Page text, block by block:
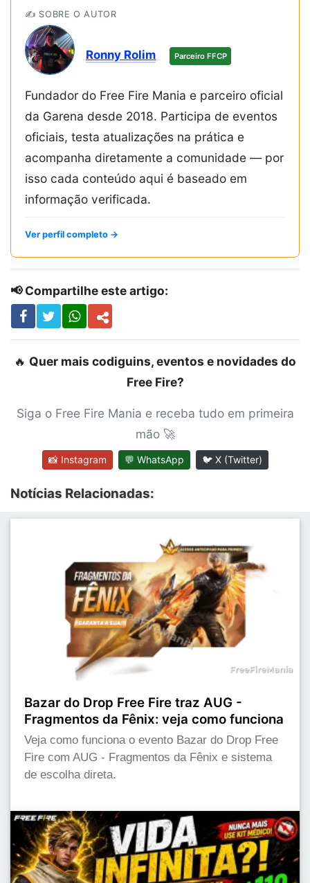
✍️ SOBRE O AUTOR
Ronny Rolim Parceiro FFCP
Fundador do Free Fire Mania e parceiro oficial
da Garena desde 2018. Participa de eventos
oficiais, testa atualizações na prática e
acompanha diretamente a comunidade — por
isso cada conteúdo aqui é baseado em
informação verificada.
Ver perfil completo →
📢 Compartilhe este artigo:
🔥 Quer mais codiguins, eventos e novidades do
Free Fire?
Siga o Free Fire Mania e receba tudo em primeira
mão 🚀
📸 Instagram 💬 WhatsApp 🐦 X (Twitter)
Notícias Relacionadas:
Bazar do Drop Free Fire traz AUG -
Fragmentos da Fênix: veja como funciona
Veja como funciona o evento Bazar do Drop Free
Fire com AUG - Fragmentos da Fênix e sistema
de escolha direta.